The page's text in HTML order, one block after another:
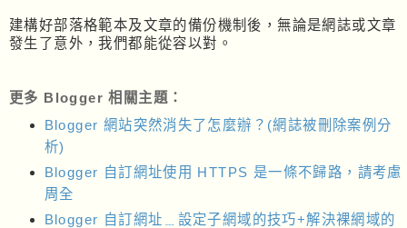
建構好部落格範本及文章的備份機制後，無論是網誌或文章
發生了意外，我們都能從容以對。
更多 Blogger 相關主題：
Blogger 網站突然消失了怎麼辦？(網誌被刪除案例分
析)
Blogger 自訂網址使用 HTTPS 是一條不歸路，請考慮
周全
Blogger 自訂網址﹍設定子網域的技巧+解決裸網域的